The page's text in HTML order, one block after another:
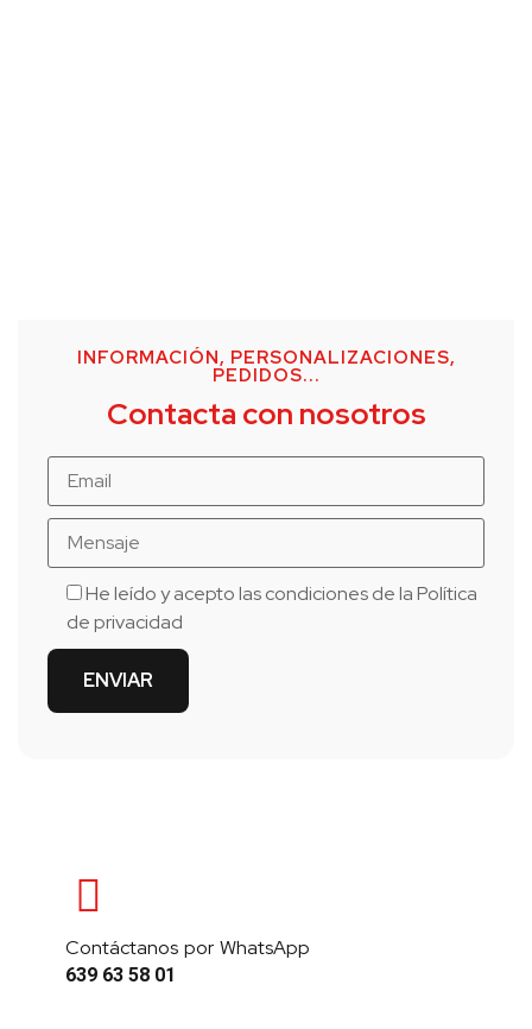
INFORMACIÓN, PERSONALIZACIONES,
PEDIDOS...
Contacta con nosotros
He leído y acepto las condiciones de laPolítica
de privacidad
Contáctanos por WhatsApp
639 63 58 01